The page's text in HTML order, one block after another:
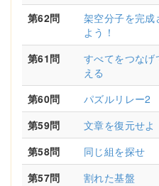
第62問
架空分子を完成
よう！
第61問
すべてをつなげ
える
第60問 パズルリレー2
第59問
文章を復元せよ
第58問
同じ組を探せ
第57問
割れた基盤